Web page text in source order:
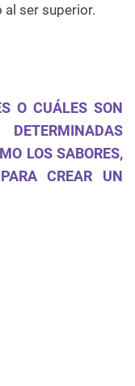
ser superior.
O CUÁLES SON
LOS SABORES,
CREAR UN